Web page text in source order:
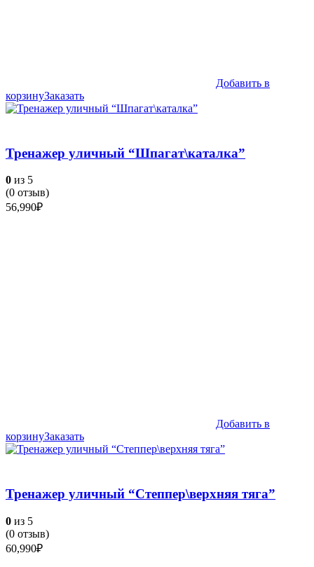
Добавить в
корзинуЗаказать
Тренажер уличный “Шпагат\каталка”
0 из 5
(0 отзыв)
56,990₽
Добавить в
корзинуЗаказать
Тренажер уличный “Степпер\верхняя тяга”
0 из 5
(0 отзыв)
60,990₽